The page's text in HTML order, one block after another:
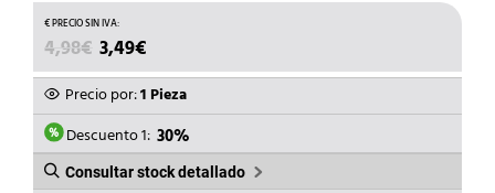
4,98€ EL
PRECIO
ORIGINAL
ERA:
4,98€.
3,49€
PRECIO
ACTUAL
ES:
3,49€.
Precio por:1 Pieza
Descuento 1: 30%
Consultar stock detallado